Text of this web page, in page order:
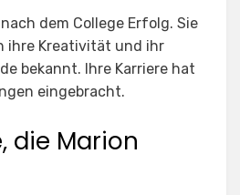
dem College Erfolg. Sie
ihre Kreativität und ihr
bekannt. Ihre Karriere hat
eingebracht.
die Marion